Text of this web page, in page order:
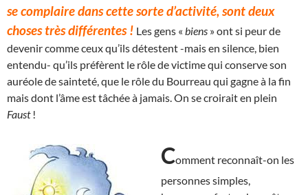
se complaire dans cette sorte d’activité, sont deux
choses très différentes ! Les gens « biens » ont si peur de
devenir comme ceux qu’ils détestent -mais en silence, bien
entendu- qu’ils préfèrent le rôle de victime qui conserve son
auréole de sainteté, que le rôle du Bourreau qui gagne à la fin
mais dont l’âme est tâchée à jamais. On se croirait en plein
Faust!
Comment reconnaît-on les
personnes simples,